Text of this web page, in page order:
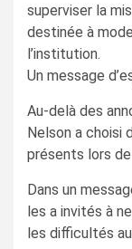
superviser la
destinée à
l’institution.
Un message
Au-delà des
Nelson a choisi
présents lors
Dans un
les a invités à
les difficultés